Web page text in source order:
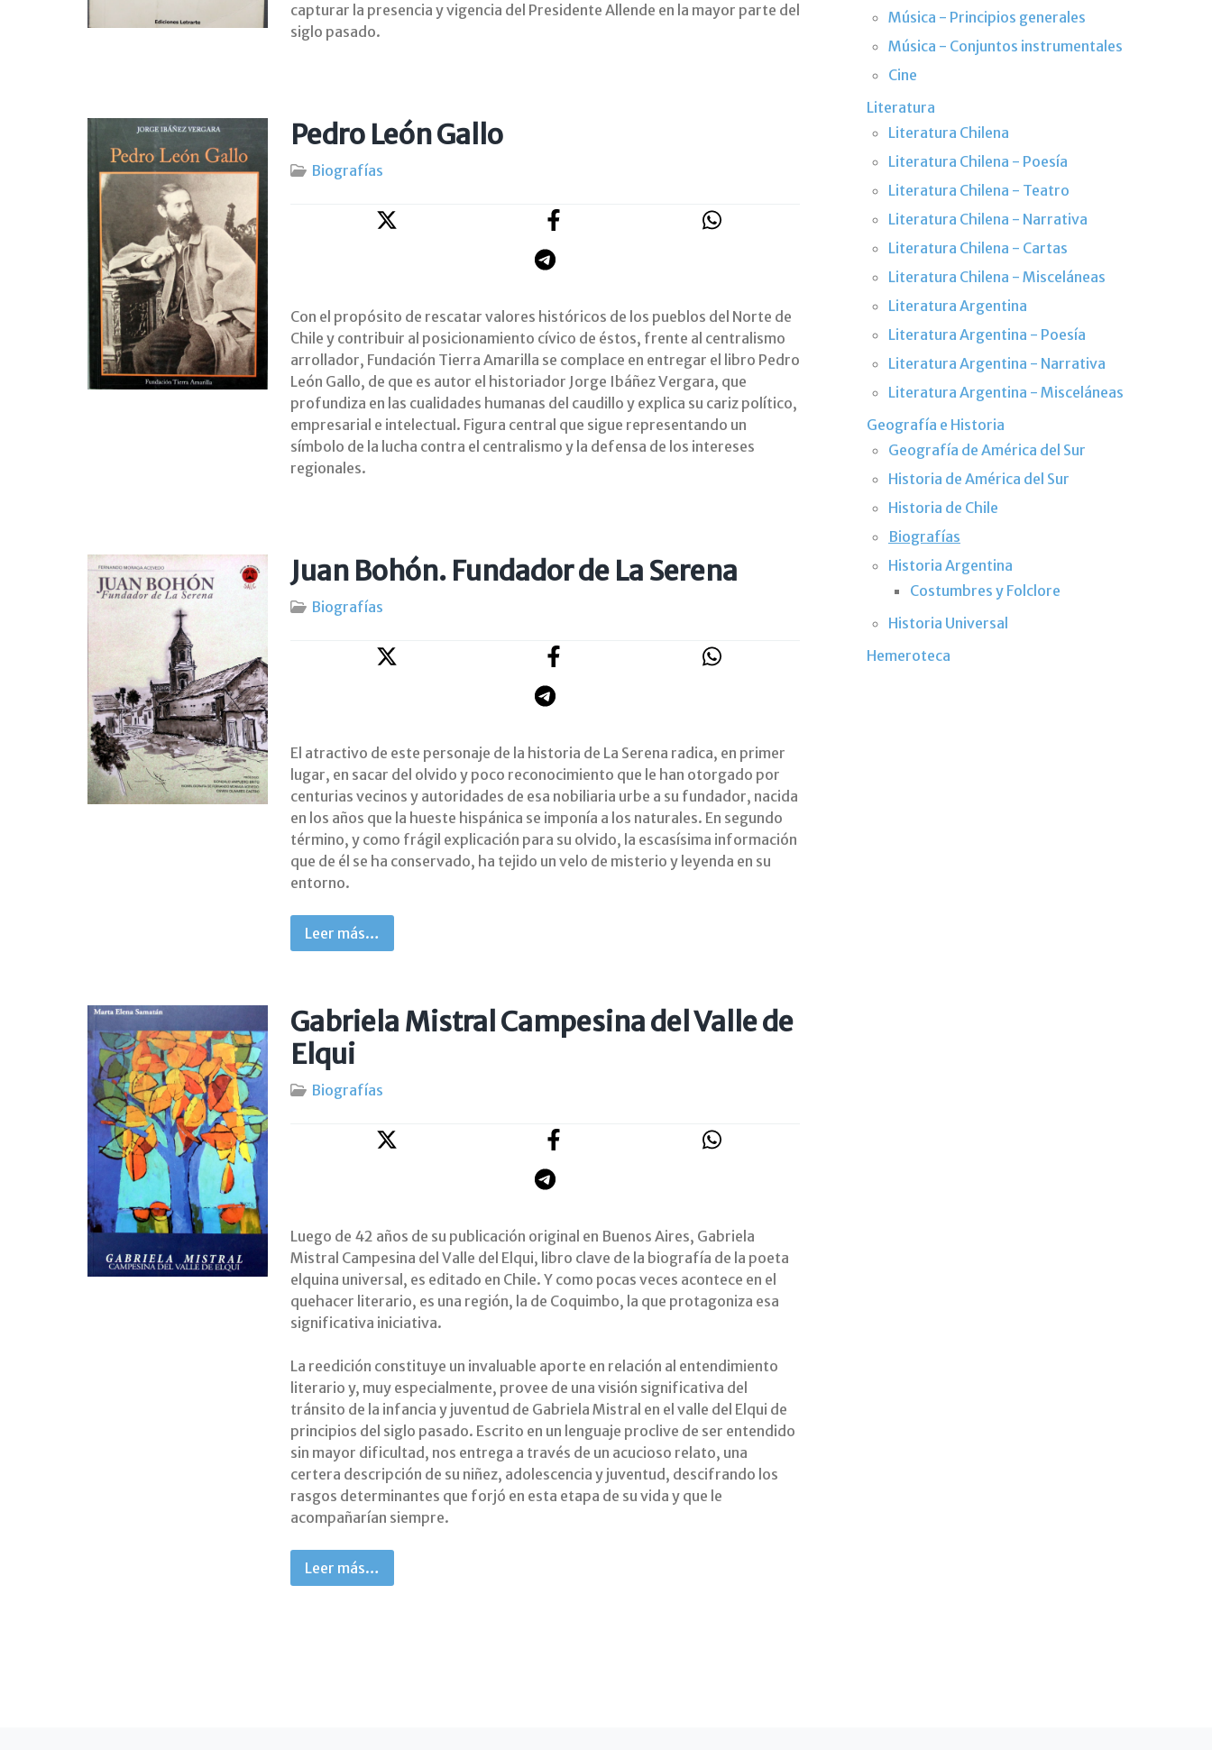
capturar la presencia y vigencia del Presidente Allende en la mayor parte del
siglo pasado.
Pedro León Gallo
Biografías
Con el propósito de rescatar valores históricos de los pueblos del Norte de
Chile y contribuir al posicionamiento cívico de éstos, frente al centralismo
arrollador, Fundación Tierra Amarilla se complace en entregar el libro Pedro
León Gallo, de que es autor el historiador Jorge Ibáñez Vergara, que
profundiza en las cualidades humanas del caudillo y explica su cariz político,
empresarial e intelectual. Figura central que sigue representando un
símbolo de la lucha contra el centralismo y la defensa de los intereses
regionales.
Juan Bohón. Fundador de La Serena
Biografías
El atractivo de este personaje de la historia de La Serena radica, en primer
lugar, en sacar del olvido y poco reconocimiento que le han otorgado por
centurias vecinos y autoridades de esa nobiliaria urbe a su fundador, nacida
en los años que la hueste hispánica se imponía a los naturales. En segundo
término, y como frágil explicación para su olvido, la escasísima información
que de él se ha conservado, ha tejido un velo de misterio y leyenda en su
entorno.
Leer más…
Gabriela Mistral Campesina del Valle de
Elqui
Biografías
Luego de 42 años de su publicación original en Buenos Aires, Gabriela
Mistral Campesina del Valle del Elqui, libro clave de la biografía de la poeta
elquina universal, es editado en Chile. Y como pocas veces acontece en el
quehacer literario, es una región, la de Coquimbo, la que protagoniza esa
significativa iniciativa.
La reedición constituye un invaluable aporte en relación al entendimiento
literario y, muy especialmente, provee de una visión significativa del
tránsito de la infancia y juventud de Gabriela Mistral en el valle del Elqui de
principios del siglo pasado. Escrito en un lenguaje proclive de ser entendido
sin mayor dificultad, nos entrega a través de un acucioso relato, una
certera descripción de su niñez, adolescencia y juventud, descifrando los
rasgos determinantes que forjó en esta etapa de su vida y que le
acompañarían siempre.
Leer más…
Música - Principios generales
Música - Conjuntos instrumentales
Cine
Literatura
Literatura Chilena
Literatura Chilena - Poesía
Literatura Chilena - Teatro
Literatura Chilena - Narrativa
Literatura Chilena - Cartas
Literatura Chilena - Misceláneas
Literatura Argentina
Literatura Argentina - Poesía
Literatura Argentina - Narrativa
Literatura Argentina - Misceláneas
Geografía e Historia
Geografía de América del Sur
Historia de América del Sur
Historia de Chile
Biografías
Historia Argentina
Costumbres y Folclore
Historia Universal
Hemeroteca